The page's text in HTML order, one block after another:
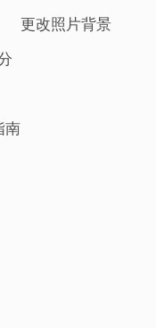
南
更改照片背景